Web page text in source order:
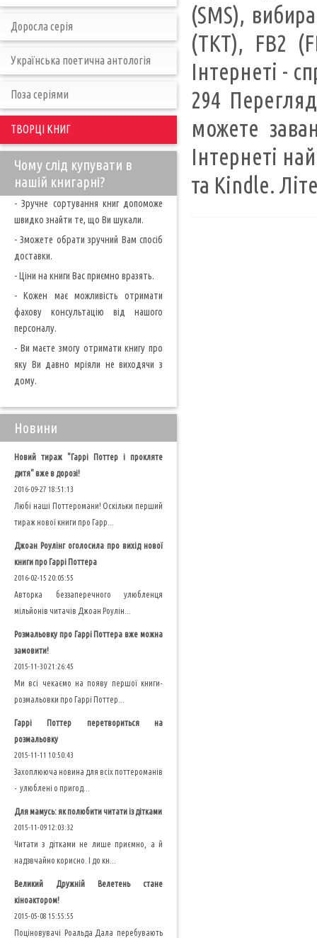
(SMS),
(TKT), FB2
Інтернеті -
294
можете
Інтернеті
та Kindle.
Доросла серія
Українська поетична антологія
Поза серіями
ТВОРЦІ КНИГ
Чому слід купувати в
нашій книгарні?
- Зручне сортування книг допоможе
швидко знайти те, що Ви шукали.
- Зможете обрати зручний Вам спосіб
доставки.
- Ціни на книги Вас приємно вразять.
- Кожен має можливість отримати
фахову консультацію від нашого
персоналу.
- Ви маєте змогу отримати книгу про
яку Ви давно мріяли не виходячи з
дому.
Новини
Новий тираж "Гаррі Поттер і прокляте
дитя" вже в дорозі!
2016-09-27 18:51:13
Любі наші Поттеромани! Оскільки перший
тираж нової книги про Гарр...
Джоан Роулінг оголосила про вихід нової
книги про Гаррі Поттера
2016-02-15 20:05:55
Авторка беззаперечного улюбленця
мільйонів читачів Джоан Роулін...
Розмальовку про Гаррі Поттера вже можна
замовити!
2015-11-30 21:26:45
Ми всі чекаємо на появу першої книги-
розмальовки про Гаррі Поттер...
Гаррі Поттер перетвориться на
розмальовку
2015-11-11 10:50:43
Захоплююча новина для всіх поттероманів
- улюблені о пригод...
Для мамусь: як полюбити читати із дітками
2015-11-09 12:03:32
Читати з дітками не лише приємно, а й
надзвчайно корисно. І до кн...
Великий Дружній Велетень стане
кіноактором!
2015-05-08 15:55:55
Поціновувачі Роальда Дала перебувають